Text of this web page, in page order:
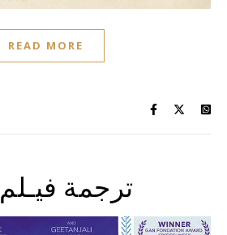
READ MORE
Sir ترجمة فيـلم